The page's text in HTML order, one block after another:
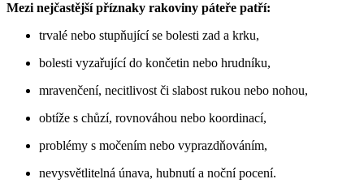
Mezi nejčastější příznaky rakoviny páteře patří:
trvalé nebo stupňující se bolesti zad a krku,
bolesti vyzařující do končetin nebo hrudníku,
mravenčení, necitlivost či slabost rukou nebo nohou,
obtíže s chůzí, rovnováhou nebo koordinací,
problémy s močením nebo vyprazdňováním,
nevysvětlitelná únava, hubnutí a noční pocení.